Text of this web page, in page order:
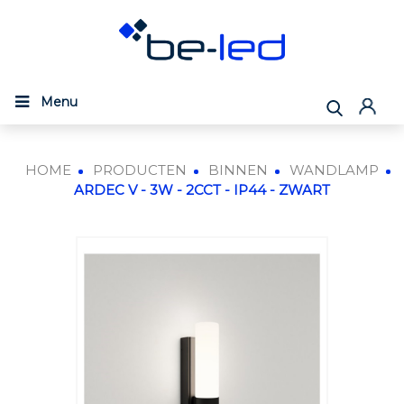
Menu
HOME PRODUCTEN BINNEN
WANDLAMP
ARDEC V - 3W - 2CCT - IP44 - ZWART